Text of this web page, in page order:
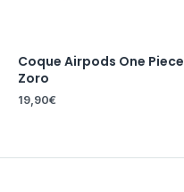
Coque Airpods One Piece
Zoro
19,90€